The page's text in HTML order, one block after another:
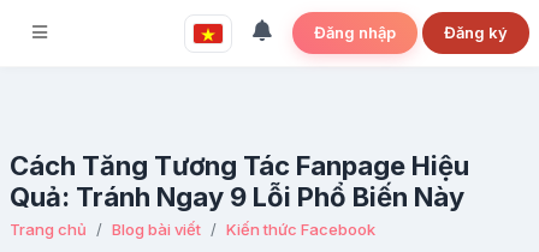
Đăng nhập Đăng ký
Cách Tăng Tương Tác Fanpage Hiệu
Quả: Tránh Ngay 9 Lỗi Phổ Biến Này
Trang chủ Blog bài viết
Kiến thức Facebook